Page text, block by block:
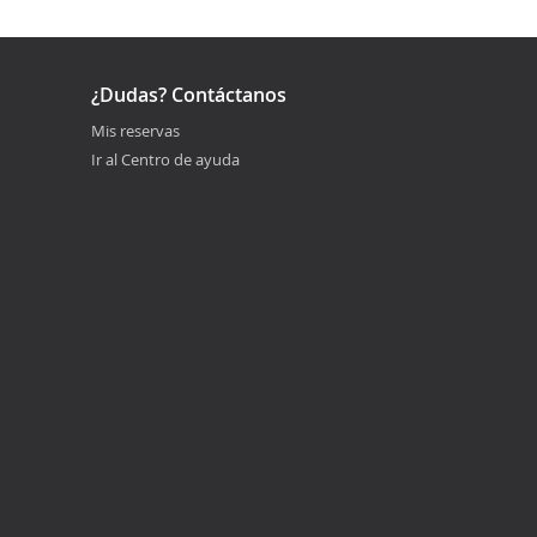
¿Dudas? Contáctanos
Mis reservas
Ir al Centro de ayuda